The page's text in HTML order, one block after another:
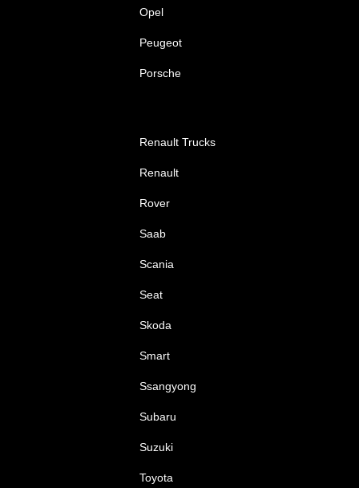
Opel
Peugeot
Porsche
Renault Trucks
Renault
Rover
Saab
Scania
Seat
Skoda
Smart
Ssangyong
Subaru
Suzuki
Toyota